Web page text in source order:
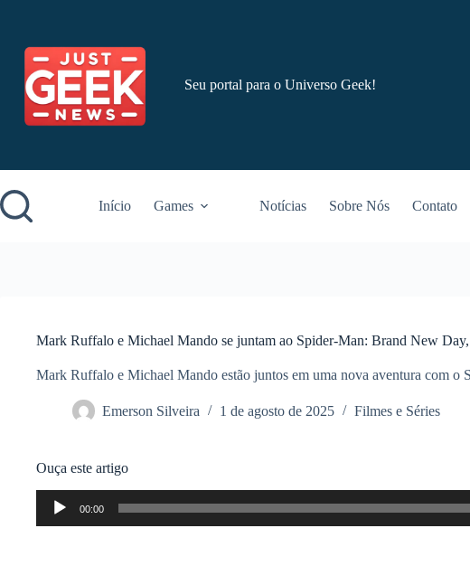
conteúdo
Seu portal para o Universo Geek!
Início Games Notícias Sobre Nós Contato
Mark Ruffalo e Michael Mando se juntam ao Spider-Man: Brand New
Mark Ruffalo e Michael Mando estão juntos em uma nova aventura com
Emerson Silveira 1 de agosto de 2025 Filmes e Séries
Ouça este artigo
Tocador
áudio
00:00